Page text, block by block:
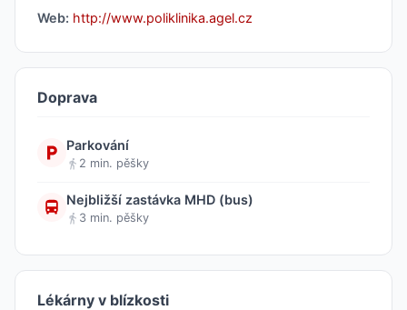
Web: http://www.poliklinika.agel.cz
Doprava
Parkování
2 min. pěšky
Nejbližší zastávka MHD (bus)
3 min. pěšky
Lékárny v blízkosti